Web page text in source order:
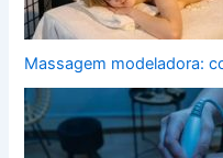
Massagem modeladora: